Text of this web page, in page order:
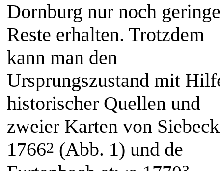
Dornburg nur noch geringe
Reste erhalten. Trotzdem
kann man den
Ursprungszustand mit
historischer Quellen und
zweier Karten von Siebeck
17662 (Abb. 1) und de